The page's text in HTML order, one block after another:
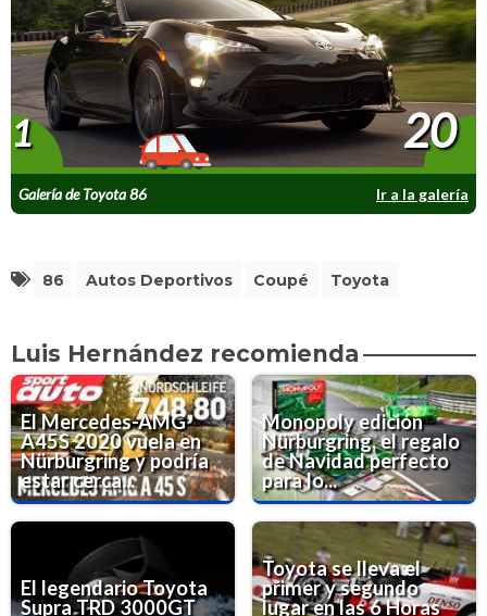
Galería de Toyota 86 Ir a la galería
1 20
86 Autos Deportivos Coupé Toyota
Luis Hernández recomienda
El Mercedes-AMG
A45S 2020 vuela en
Nürburgring y podría
estar cerca...
Monopoly edición
Nürburgring, el regalo
de Navidad perfecto
para lo...
El legendario Toyota
Supra TRD 3000GT
Toyota se lleva el
primer y segundo
lugar en las 6 Horas